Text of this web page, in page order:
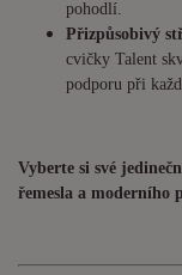
pohodlí.
Přizpůsobivý
cvičky Talent
podporu při
Vyberte si své
řemesla a moderního